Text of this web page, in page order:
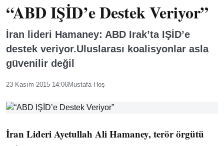
“ABD IŞİD’e Destek Veriyor”
İran lideri Hamaney: ABD Irak’ta IŞİD’e
destek veriyor.Uluslarası koalisyonlar asla
güvenilir değil
23 Kasım 2015 14:06Mustafa Hoş
İran Lideri Ayetullah Ali Hamaney, terör örgütü